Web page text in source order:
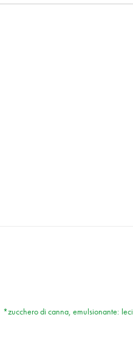
di canna, emulsionante: